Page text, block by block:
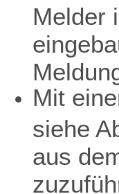
Melder
Mit
siehe
aus